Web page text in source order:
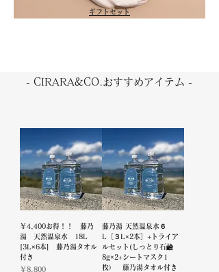
​ギフトセット
- CIRARA&CO.おすすめアイテム -
￥4,400お得！！ 藤乃
湯 天然温泉水 18L
[3L×6本] 藤乃湯タオル
付き
価格
￥8,800
藤乃湯 天然温泉水６
L［３L×2本］+トライア
ルセット(しっとり石鹼
8g×2+シートマスク1
枚） 藤乃湯タオル付き